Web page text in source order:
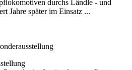
durchs Ländle - und
Jahre später im Einsatz ...